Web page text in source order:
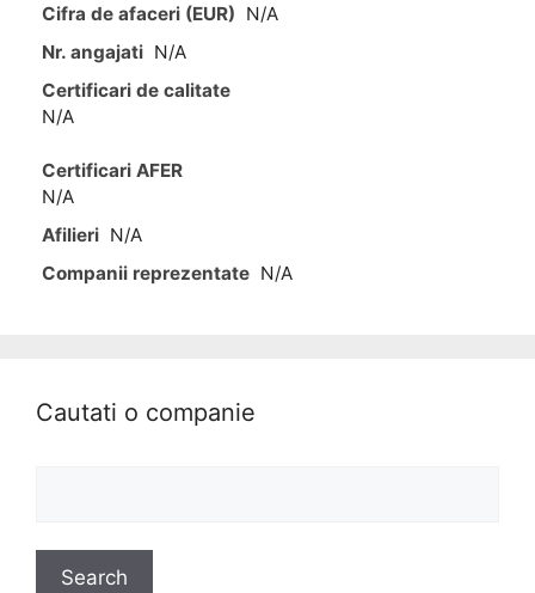
Cifra de afaceri (EUR) N/A
Nr. angajati N/A
Certificari de calitate
N/A
Certificari AFER
N/A
Afilieri N/A
Companii reprezentate N/A
Cautati o companie